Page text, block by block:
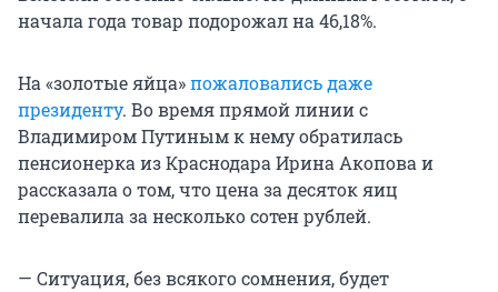
начала года товар подорожал на 46,18%.
На «золотые яйца»пожаловались даже
президенту. Во время прямой линии с
Владимиром Путиным к нему обратилась
пенсионерка из Краснодара Ирина Акопова и
рассказала о том, что цена за десяток яиц
перевалила за несколько сотен рублей.
— Ситуация, без всякого сомнения, будет